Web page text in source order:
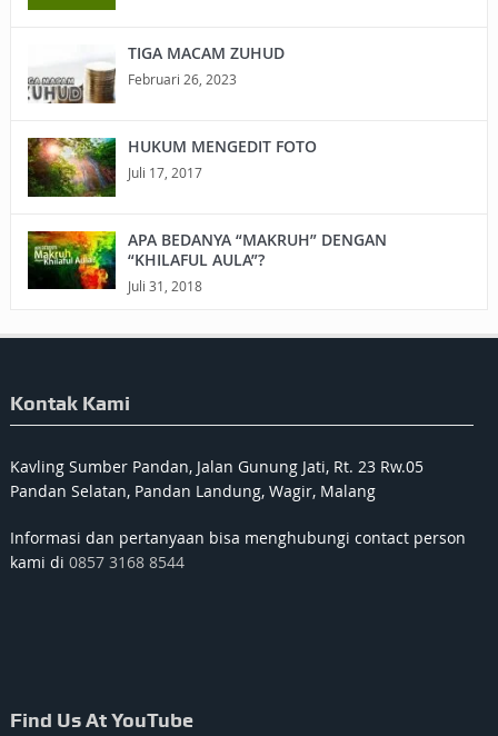
TIGA MACAM ZUHUD
Februari 26, 2023
HUKUM MENGEDIT FOTO
Juli 17, 2017
APA BEDANYA “MAKRUH” DENGAN
“KHILAFUL AULA”?
Juli 31, 2018
Kontak Kami
Kavling Sumber Pandan, Jalan Gunung Jati, Rt. 23 Rw.05
Pandan Selatan, Pandan Landung, Wagir, Malang
Informasi dan pertanyaan bisa menghubungi contact person
kami di 0857 3168 8544
Find Us At YouTube